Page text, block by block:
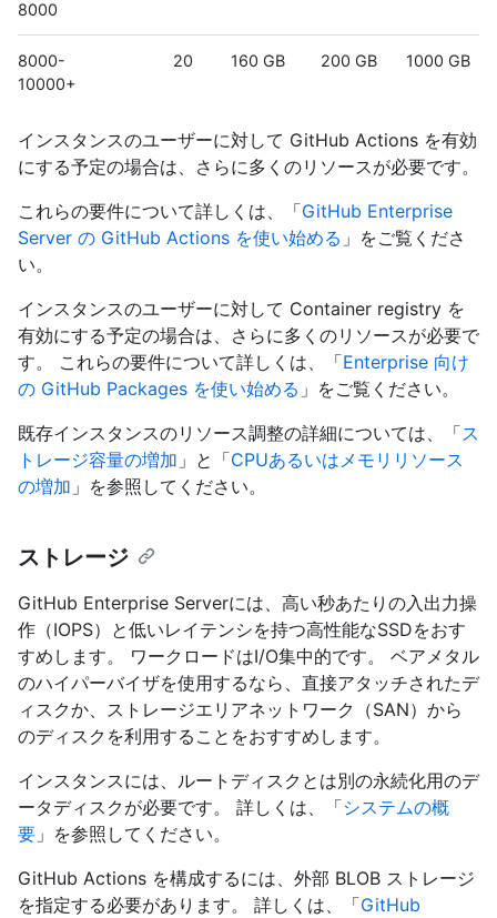
8000
8000-
10000+
20 160 GB 200 GB 1000 GB
インスタンスのユーザーに対して GitHub Actions を有効
にする予定の場合は、さらに多くのリソースが必要です。
これらの要件について詳しくは、「GitHub Enterprise
Server の GitHub Actions を使い始める 」をご覧くださ
い。
インスタンスのユーザーに対して Container registry を
有効にする予定の場合は、さらに多くのリソースが必要で
す。 これらの要件について詳しくは、「Enterprise 向け
の GitHub Packages を使い始める 」をご覧ください。
既存インスタンスのリソース調整の詳細については、「ス
トレージ容量の増加 」と「CPUあるいはメモリリソース
の増加 」を参照してください。
ストレージ
GitHub Enterprise Serverには、高い秒あたりの入出力操
作（IOPS）と低いレイテンシを持つ高性能なSSDをおす
すめします。 ワークロードはI/O集中的です。 ベアメタル
のハイパーバイザを使用するなら、直接アタッチされたデ
ィスクか、ストレージエリアネットワーク（SAN）から
のディスクを利用することをおすすめします。
インスタンスには、ルートディスクとは別の永続化用のデ
ータディスクが必要です。 詳しくは、「システムの概
要 」を参照してください。
GitHub Actions を構成するには、外部 BLOB ストレージ
を指定する必要があります。 詳しくは、「GitHub